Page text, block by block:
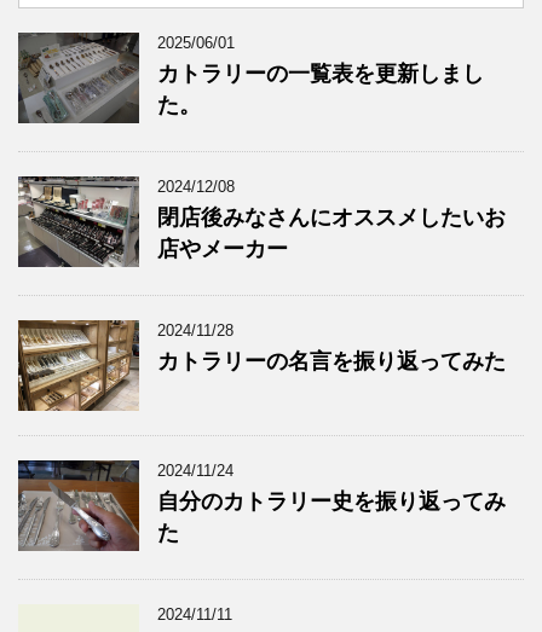
2025/06/01
カトラリーの一覧表を更新しまし
た。
2024/12/08
閉店後みなさんにオススメしたいお
店やメーカー
2024/11/28
カトラリーの名言を振り返ってみた
2024/11/24
自分のカトラリー史を振り返ってみ
た
2024/11/11